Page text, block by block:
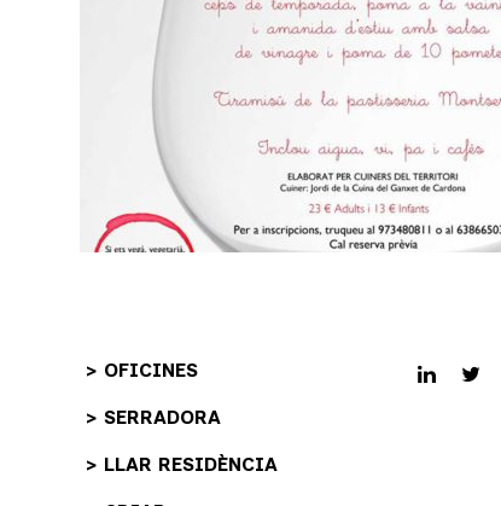
> OFICINES
> SERRADORA
> LLAR RESIDÈNCIA